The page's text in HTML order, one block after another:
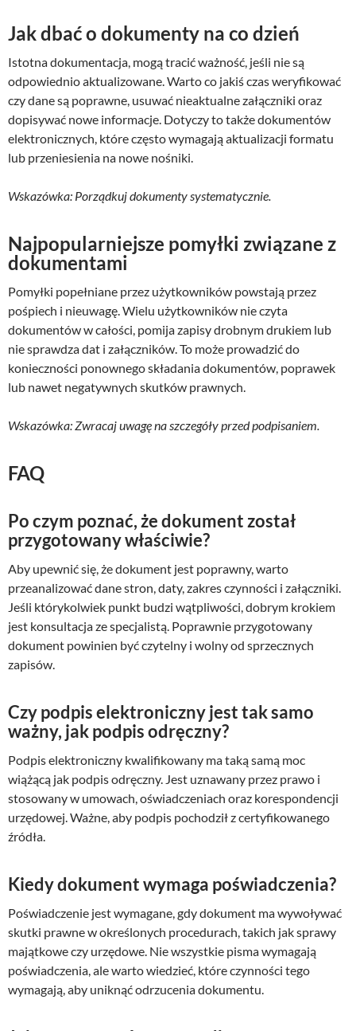
Jak dbać o dokumenty na co dzień
Istotna dokumentacja, mogą tracić ważność, jeśli nie są
odpowiednio aktualizowane. Warto co jakiś czas weryfikować
czy dane są poprawne, usuwać nieaktualne załączniki oraz
dopisywać nowe informacje. Dotyczy to także dokumentów
elektronicznych, które często wymagają aktualizacji formatu
lub przeniesienia na nowe nośniki.
Wskazówka: Porządkuj dokumenty systematycznie.
Najpopularniejsze pomyłki związane z
dokumentami
Pomyłki popełniane przez użytkowników powstają przez
pośpiech i nieuwagę. Wielu użytkowników nie czyta
dokumentów w całości, pomija zapisy drobnym drukiem lub
nie sprawdza dat i załączników. To może prowadzić do
konieczności ponownego składania dokumentów, poprawek
lub nawet negatywnych skutków prawnych.
Wskazówka: Zwracaj uwagę na szczegóły przed podpisaniem.
FAQ
Po czym poznać, że dokument został
przygotowany właściwie?
Aby upewnić się, że dokument jest poprawny, warto
przeanalizować dane stron, daty, zakres czynności i załączniki.
Jeśli którykolwiek punkt budzi wątpliwości, dobrym krokiem
jest konsultacja ze specjalistą. Poprawnie przygotowany
dokument powinien być czytelny i wolny od sprzecznych
zapisów.
Czy podpis elektroniczny jest tak samo
ważny, jak podpis odręczny?
Podpis elektroniczny kwalifikowany ma taką samą moc
wiążącą jak podpis odręczny. Jest uznawany przez prawo i
stosowany w umowach, oświadczeniach oraz korespondencji
urzędowej. Ważne, aby podpis pochodził z certyfikowanego
źródła.
Kiedy dokument wymaga poświadczenia?
Poświadczenie jest wymagane, gdy dokument ma wywoływać
skutki prawne w określonych procedurach, takich jak sprawy
majątkowe czy urzędowe. Nie wszystkie pisma wymagają
poświadczenia, ale warto wiedzieć, które czynności tego
wymagają, aby uniknąć odrzucenia dokumentu.